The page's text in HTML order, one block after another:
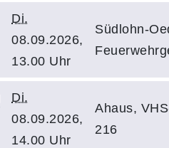
Di.
08.09.2026,
13.00 Uhr
Südlohn-
Di.
08.09.2026,
14.00 Uhr
Ahaus,
216